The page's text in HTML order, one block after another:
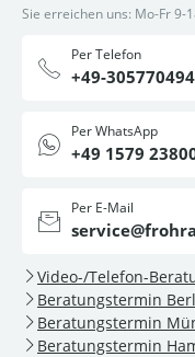
Sie erreichen uns: Mo-Fr 9-
Per Telefon
+49-
Per WhatsApp
+49 1579
Per E-Mail
Video-/Telefon-
Beratungstermin
Beratungstermin
Beratungstermin